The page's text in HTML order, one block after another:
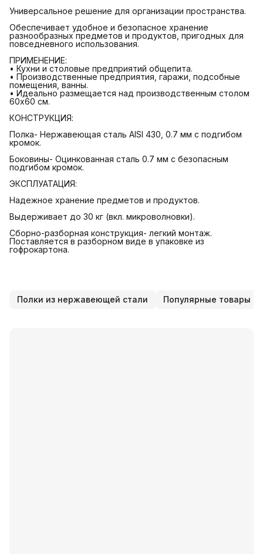
Универсальное решение для организации пространства.
Обеспечивает удобное и безопасное хранение
разнообразных предметов и продуктов, пригодных для
повседневного использования.
ПРИМЕНЕНИЕ:
• Кухни и столовые предприятий общепита.
• Производственные предприятия, гаражи, подсобные
помещения, ванны.
• Идеально размещается над производственным столом
60х60 см.
КОНСТРУКЦИЯ:
Полка- Нержавеющая сталь AISI 430, 0.7 мм с подгибом
кромок.
Боковины- Оцинкованная сталь 0.7 мм с безопасным
подгибом кромок.
ЭКСПЛУАТАЦИЯ:
Надежное хранение предметов и продуктов.
Выдерживает до 30 кг (вкл. микроволновки).
Сборно-разборная конструкция- легкий монтаж.
Поставляется в разборном виде в упаковке из
гофрокартона.
Полки из нержавеющей стали Популярные товары